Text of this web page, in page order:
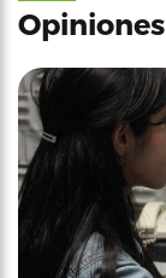
Opiniones